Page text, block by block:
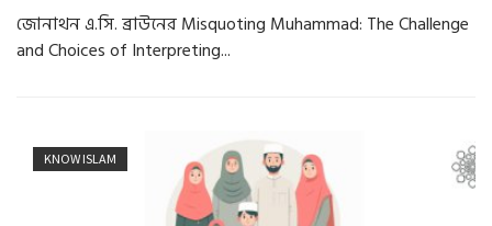
জোনাথন এ.সি. ব্রাউনের Misquoting Muhammad: The Challenge
and Choices of Interpreting...
KNOW ISLAM